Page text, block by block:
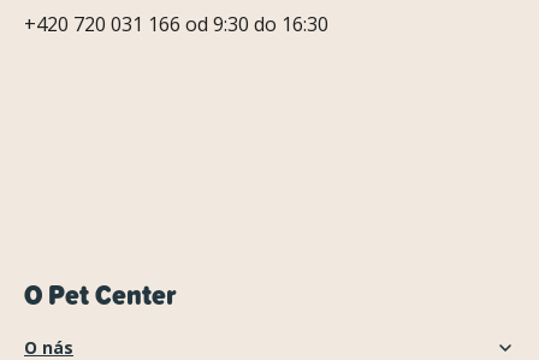
+420 720 031 166 od 9:30 do 16:30
O Pet Center
O nás